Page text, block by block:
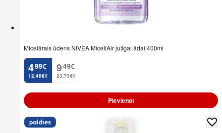
Micelārais ūdens NIVEA MicellAir jutīgai ādai 400ml
4
. 99€
12,48€/l
9
. 49€
23,73€/l
Pievienot